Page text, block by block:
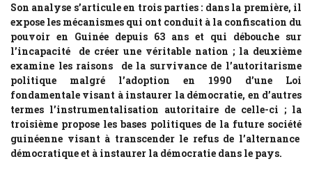
Son analyse s’articule en trois parties : dans la première, il
expose les mécanismes qui ont conduit à la confiscation du
pouvoir en Guinée depuis 63 ans et qui débouche sur
l’incapacité de créer une véritable nation ; la deuxième
examine les raisons de la survivance de l’autoritarisme
politique malgré l’adoption en 1990 d’une Loi
fondamentale visant à instaurer la démocratie, en d’autres
termes l’instrumentalisation autoritaire de celle-ci ; la
troisième propose les bases politiques de la future société
guinéenne visant à transcender le refus de l’alternance
démocratique et à instaurer la démocratie dans le pays.